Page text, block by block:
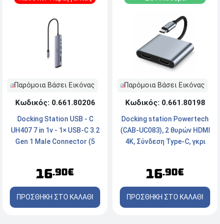
Παρόμοια Βάσει Εικόνας
Κωδικός: 0.661.80206
Docking Station USB - C
UH407 7 in 1v - 1× USB-C 3.2
Gen 1 Male Connector (5
16.90€
ΠΡΟΣΘΗΚΗ ΣΤΟ ΚΑΛΑΘΙ
Παρόμοια Βάσει Εικόνας
Κωδικός: 0.661.80198
Docking station Powertech
(CAB-UC083), 2 θυρών HDMI
4K, Σύνδεση Type-C, γκρι
16.90€
ΠΡΟΣΘΗΚΗ ΣΤΟ ΚΑΛΑΘΙ